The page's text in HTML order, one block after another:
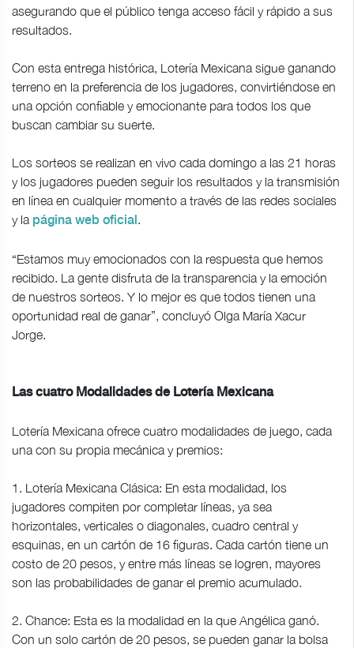
asegurando que el público tenga acceso fácil y rápido a sus
resultados.
Con esta entrega histórica, Lotería Mexicana sigue ganando
terreno en la preferencia de los jugadores, convirtiéndose en
una opción confiable y emocionante para todos los que
buscan cambiar su suerte.
Los sorteos se realizan en vivo cada domingo a las 21 horas
y los jugadores pueden seguir los resultados y la transmisión
en línea en cualquier momento a través de las redes sociales
y la página web oficial .
“Estamos muy emocionados con la respuesta que hemos
recibido. La gente disfruta de la transparencia y la emoción
de nuestros sorteos. Y lo mejor es que todos tienen una
oportunidad real de ganar”, concluyó Olga María Xacur
Jorge.
Las cuatro Modalidades de Lotería Mexicana
Lotería Mexicana ofrece cuatro modalidades de juego, cada
una con su propia mecánica y premios:
1. Lotería Mexicana Clásica: En esta modalidad, los
jugadores compiten por completar líneas, ya sea
horizontales, verticales o diagonales, cuadro central y
esquinas, en un cartón de 16 figuras. Cada cartón tiene un
costo de 20 pesos, y entre más líneas se logren, mayores
son las probabilidades de ganar el premio acumulado.
2. Chance: Esta es la modalidad en la que Angélica ganó.
Con un solo cartón de 20 pesos, se pueden ganar la bolsa